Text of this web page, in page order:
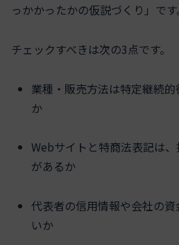
っかかったかの仮説づくり」です
チェックすべきは次の3点です。
業種・販売方法は特定継続
か
Webサイトと特商法表記は
があるか
代表者の信用情報や会社の
いか